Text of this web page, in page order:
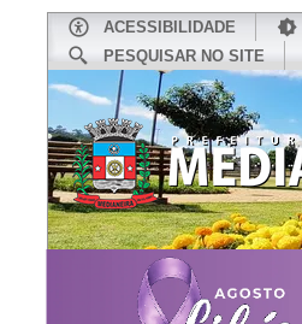
ACESSIBILIDADE
PESQUISAR NO SITE